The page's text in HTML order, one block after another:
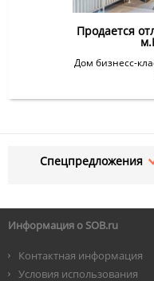
Продается
Дом бизнесс-
Спецпредложения
Информация о SOB.ru
Контактная информация
Условия использования